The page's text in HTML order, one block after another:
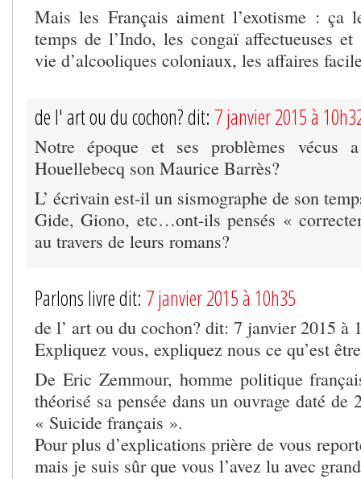
Mais les Français aiment l’exotisme : ça
temps de l’Indo, les congaï affectueuses
vie d’alcooliques coloniaux, les affaires
de l' art ou du cochon? dit: 7 janvier 2015 à
Notre époque et ses problèmes vécus
Houellebecq son Maurice Barrès?
L’ écrivain est-il un sismographe de son
Gide, Giono, etc…ont-ils pensés «
au travers de leurs romans?
Parlons livre dit: 7 janvier 2015 à 10h35
de l’ art ou du cochon? dit: 7 janvier 2015 à
Expliquez vous, expliquez nous ce qu’est
De Eric Zemmour, homme politique
théorisé sa pensée dans un ouvrage daté de
« Suicide français ».
Pour plus d’explications prière de vous
mais je suis sûr que vous l’avez lu avec